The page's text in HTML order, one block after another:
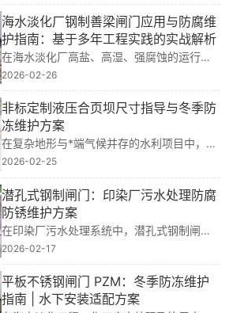
卧倒门设计与安装详解，正是解决这一难题
的关···
海水淡化厂钢制善梁闸门应用与防腐维
护指南：基于多年工程实践的实战解析
在海水淡化厂高盐、高湿、强腐蚀的运行环
境中，钢制善梁闸门的可靠性直接关系到取
水系统稳定与长期运行成本。我多年**水利
工程金属结构设计与现场安装经验表明，选
型不···
2026-02-26
非标定制液压合页坝尺寸指导与冬季防
冻维护方案
在复杂地形与*端气候并存的水利项目中，传
统定型设备常因尺寸不匹配或抗寒性能不足
导致运行失效。基于我多年水利工程金属结
构设计、生产及现场安装经验，非标定制液
压合···
2026-02-25
潜孔式钢制闸门：印染厂污水处理防腐
防锈维护方案
在印染厂污水处理系统中，潜孔式钢制闸门
是控制水流、保障处理效率与防洪安全的核
心部件。基于我多年水利工程金属结构设
计、生产及现场安装经验，我深知这类闸门
在高腐蚀···
2026-02-17
平板不锈钢闸门 PZM：冬季防冻维护
指南 | 水下安装适配方案